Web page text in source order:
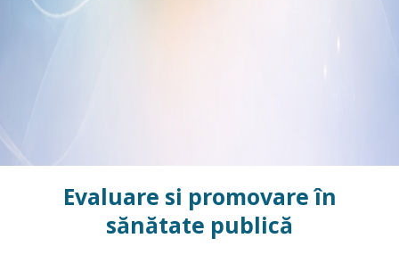
Evaluare si promovare în
sănătate publică